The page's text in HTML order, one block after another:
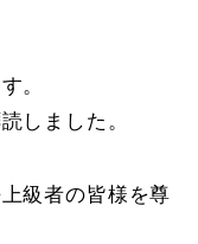
。
しました。
級者の皆様を尊